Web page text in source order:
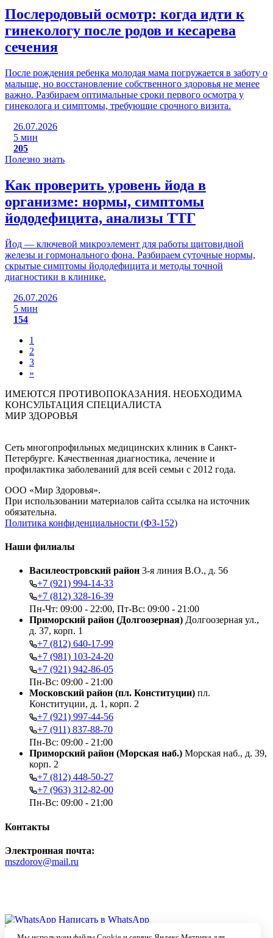
Послеродовый осмотр: когда идти к
гинекологу после родов и кесарева
сечения
После рождения ребенка молодая мама погружается в заботу о
малыше, но восстановление собственного здоровья не менее
важно. Разбираем оптимальные сроки первого осмотра у
гинеколога и симптомы, требующие срочного визита.
26.07.2026
5 мин
205
Полезно знать
Как проверить уровень йода в
организме: нормы, симптомы
йододефицита, анализы ТТГ
Йод — ключевой микроэлемент для работы щитовидной
железы и гормонального фона. Разбираем суточные нормы,
скрытые симптомы йододефицита и методы точной
диагностики в клинике.
26.07.2026
5 мин
154
1
2
3
»
ИМЕЮТСЯ ПРОТИВОПОКАЗАНИЯ. НЕОБХОДИМА
КОНСУЛЬТАЦИЯ СПЕЦИАЛИСТА
МИР ЗДОРОВЬЯ
Сеть многопрофильных медицинских клиник в Санкт-
Петербурге. Качественная диагностика, лечение и
профилактика заболеваний для всей семьи с 2012 года.
ООО «Мир Здоровья».
При использовании материалов сайта ссылка на источник
обязательна.
Политика конфиденциальности (ФЗ-152)
Наши филиалы
Василеостровский район 3-я линия В.О., д. 56
+7 (921) 994-14-33
+7 (812) 328-16-39
Пн-Чт: 09:00 - 22:00, Пт-Вс: 09:00 - 21:00
Приморский район (Долгоозерная) Долгоозерная ул.,
д. 37, корп. 1
+7 (812) 640-17-99
+7 (981) 103-24-20
+7 (921) 942-86-05
Пн-Вс: 09:00 - 21:00
Московский район (пл. Конституции) пл.
Конституции, д. 1, корп. 2
+7 (921) 997-44-56
+7 (911) 837-88-70
Пн-Вс: 09:00 - 21:00
Приморский район (Морская наб.) Морская наб., д. 39,
корп. 2
+7 (812) 448-50-27
+7 (963) 312-82-00
Пн-Вс: 09:00 - 21:00
Контакты
Электронная почта:
mszdorov@mail.ru
Написать в WhatsApp